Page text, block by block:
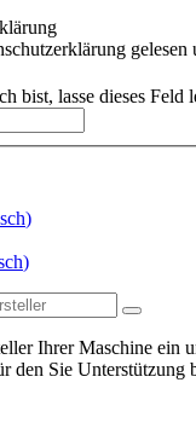
gelesen
bist, lasse dieses Feld
)
)
Ihrer Maschine ein
den Sie Unterstützung